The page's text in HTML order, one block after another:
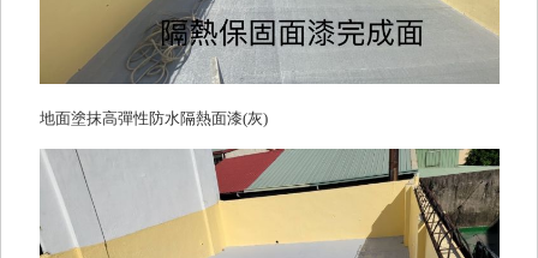
地面塗抹高彈性防水隔熱面漆(灰)